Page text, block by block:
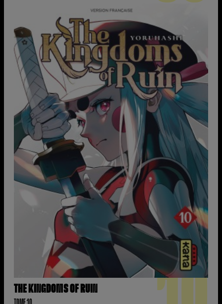
THE KINGDOMS OF RUIN